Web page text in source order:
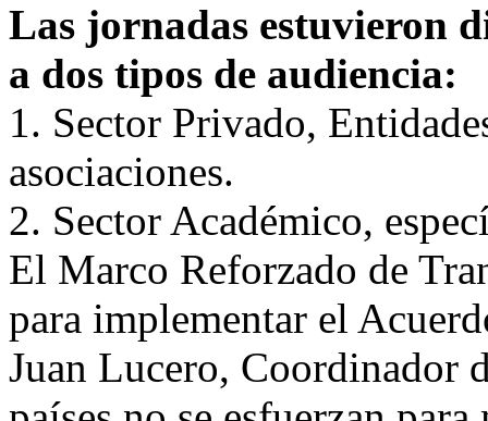
Las jornadas estuvieron
a dos tipos de audiencia:
1. Sector Privado,
asociaciones.
2. Sector Académico,
El Marco Reforzado de
para implementar el
Juan Lucero, Coordinador